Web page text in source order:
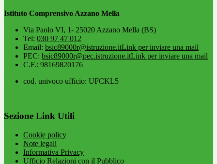
Istituto Comprensivo Azzano Mella
Via Paolo VI, 1- 25020 Azzano Mella (BS)
Tel: 030 97 47 012
Email: bsic89000r@istruzione.itLink per inviare una mail
PEC: bsic89000r@pec.istruzione.itLink per inviare una mail
C.F.: 98169820176
cod. univoco ufficio: UFCKL5
Sezione Link Utili
Cookie policy
Note legali
Informativa Privacy
Ufficio Relazioni con il Pubblico